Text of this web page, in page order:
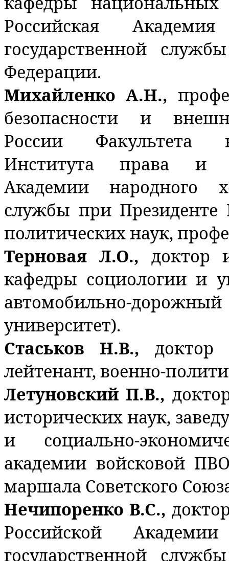
Российская
государственной
Федерации.
Михайленко А.Н.,
безопасности и
России Факультета
Института права и
Академии народного
службы при Президенте
политических наук,
Терновая Л.О., доктор
кафедры социологии и
автомобильно-дорожный
университет).
Стаськов Н.В., доктор
лейтенант, военно-
Летуновский П.В.,
исторических наук,
и социально-
академии войсковой
маршала Советского
Нечипоренко В.С.,
Российской
государственной